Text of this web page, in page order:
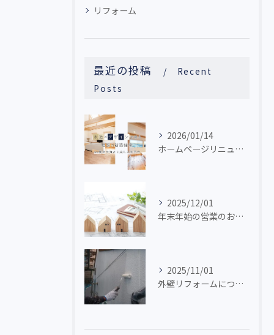
リフォーム
最近の投稿
Recent
Posts
2026/01/14
ホームページリニューアルしました
2025/12/01
年末年始の営業のお知らせ
2025/11/01
外壁リフォームについて